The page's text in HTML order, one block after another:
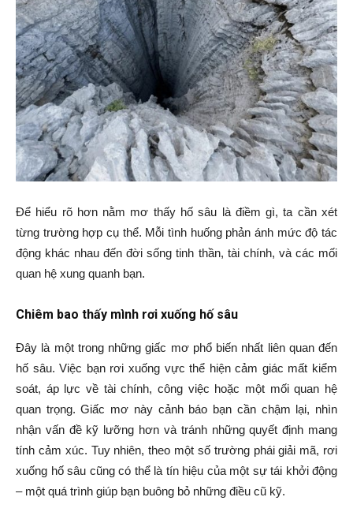
Để hiểu rõ hơn nằm mơ thấy hố sâu là điềm gì, ta cần xét
từng trường hợp cụ thể. Mỗi tình huống phản ánh mức độ tác
động khác nhau đến đời sống tinh thần, tài chính, và các mối
quan hệ xung quanh bạn.
Chiêm bao thấy mình rơi xuống hố sâu
Đây là một trong những giấc mơ phổ biến nhất liên quan đến
hố sâu. Việc bạn rơi xuống vực thể hiện cảm giác mất kiểm
soát, áp lực về tài chính, công việc hoặc một mối quan hệ
quan trọng. Giấc mơ này cảnh báo bạn cần chậm lại, nhìn
nhận vấn đề kỹ lưỡng hơn và tránh những quyết định mang
tính cảm xúc. Tuy nhiên, theo một số trường phái giải mã, rơi
xuống hố sâu cũng có thể là tín hiệu của một sự tái khởi động
– một quá trình giúp bạn buông bỏ những điều cũ kỹ.